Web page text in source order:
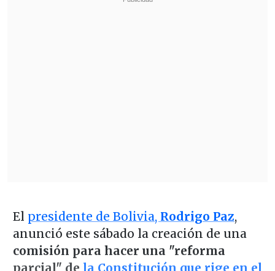
El presidente de Bolivia, Rodrigo Paz,
anunció este sábado la creación de una
comisión para hacer una "reforma
parcial" de la Constitución que rige en el